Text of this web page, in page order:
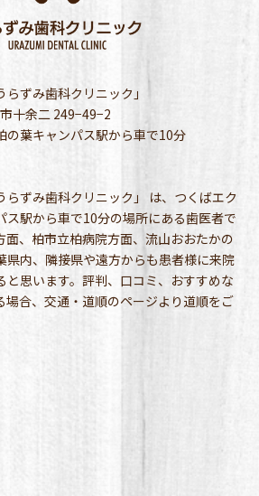
ずみ歯科クリニック」
十余二 249−49−2
葉キャンパス駅から車で10分
らずみ歯科クリニック」 は、つくばエク
ス駅から車で10分の場所にある歯医者で
面、柏市立柏病院方面、流山おおたかの
県内、隣接県や遠方からも患者様に来院
と思います。評判、口コミ、おすすめな
場合、交通・道順のページより道順をご